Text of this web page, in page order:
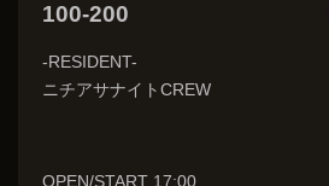
100-200
-RESIDENT-
ニチアサナイトCREW
OPEN/START 17:00